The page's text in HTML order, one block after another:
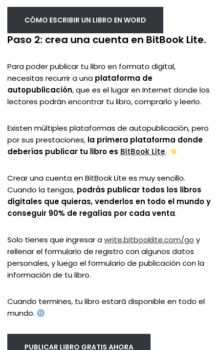
CÓMO ESCRIBIR UN LIBRO EN WORD
Paso 2: crea una cuenta en BitBook Lite.
Para poder publicar tu libro en formato digital,
necesitas recurrir a una plataforma de
autopublicación, que es el lugar en Internet donde los
lectores podrán encontrar tu libro, comprarlo y leerlo.
Existen múltiples plataformas de autopublicación, pero
por sus prestaciones, la primera plataforma donde
deberías publicar tu libro es BitBook Lite.
Crear una cuenta en BitBook Lite es muy sencillo.
Cuando la tengas, podrás publicar todos los libros
digitales que quieras, venderlos en todo el mundo y
conseguir 90% de regalías por cada venta.
Solo tienes que ingresar awrite.bitbooklite.com/go y
rellenar el formulario de registro con algunos datos
personales, y luego el formulario de publicación con la
información de tu libro.
Cuando termines, tu libro estará disponible en todo el
mundo.
PUBLICAR LIBRO GRATIS AHORA